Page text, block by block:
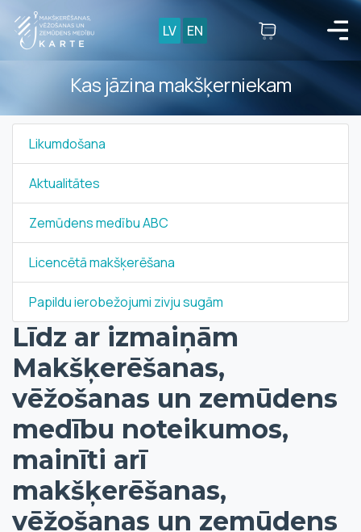
LV EN
Kas jāzina makšķerniekam
Likumdošana
Aktualitātes
Zemūdens medību ABC
Licencētā makšķerēšana
Papildu ierobežojumi zivju sugām
Līdz ar izmaiņām
Makšķerēšanas,
vēžošanas un zemūdens
medību noteikumos,
mainīti arī
makšķerēšanas,
vēžošanas un zemūdens